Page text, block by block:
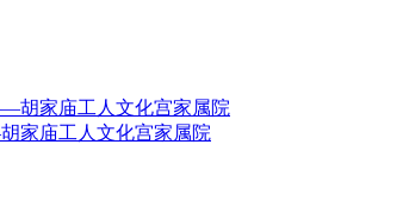
家庙工人文化宫家属院